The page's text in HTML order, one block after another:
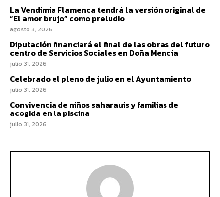
La Vendimia Flamenca tendrá la versión original de
“El amor brujo” como preludio
agosto 3, 2026
Diputación financiará el final de las obras del futuro
centro de Servicios Sociales en Doña Mencía
julio 31, 2026
Celebrado el pleno de julio en el Ayuntamiento
julio 31, 2026
Convivencia de niños saharauis y familias de
acogida en la piscina
julio 31, 2026